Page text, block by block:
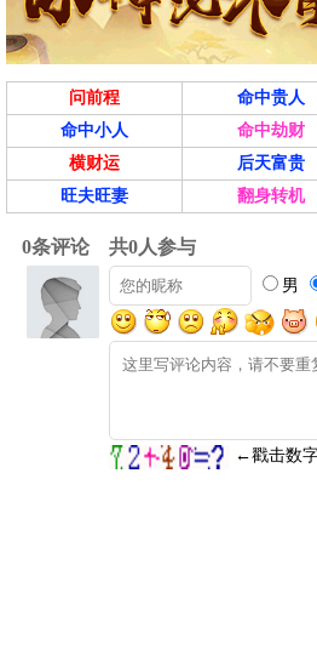
问前程 命中贵人
命中小人
命中劫财
横财运
后天富贵
旺夫旺妻
翻身转机